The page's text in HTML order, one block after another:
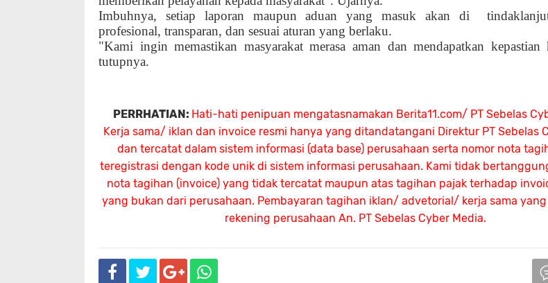
Imbuhnya, setiap laporan maupun aduan yang masuk akan di
profesional, transparan, dan sesuai aturan yang berlaku.
"Kami ingin memastikan masyarakat merasa aman dan mendapatkan kepastian
tutupnya.
PERRHATIAN: Hati-hati penipuan mengatasnamakan Berita11.com/ PT Sebelas
Kerja sama/ iklan dan invoice resmi hanya yang ditandatangani Direktur PT Sebelas
dan tercatat dalam sistem informasi (data base) perusahaan serta nomor nota
teregistrasi dengan kode unik di sistem informasi perusahaan. Kami tidak
nota tagihan (invoice) yang tidak tercatat maupun atas tagihan pajak terhadap
yang bukan dari perusahaan. Pembayaran tagihan iklan/ advetorial/ kerja sama
rekening perusahaan An. PT Sebelas Cyber Media.